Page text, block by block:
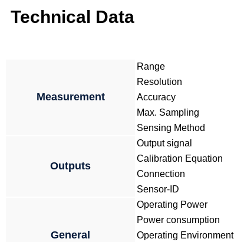
Technical Data
Measurement
Range
Resolution
Accuracy
Max. Sampling
Sensing Method
Outputs
Output signal
Calibration Equation
Connection
Sensor-ID
General
Operating Power
Power consumption
Operating Environment